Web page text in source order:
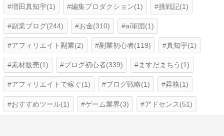
増田真知宇(1) 編集プロダクション(1) 挑戦記(1)
副業ブログ(244) お金(310) ai軍団(1)
アフィリエイト副業(2) 副業初心者(119) 真知宇(1)
素材販売(1) ブログ初心者(339) ますだまちう(1)
アフィリエイトで稼ぐ(1) ブログ戦略(1) 昇格(1)
おすすめツール(1) ゲーム業界(3) アドセンス(51)